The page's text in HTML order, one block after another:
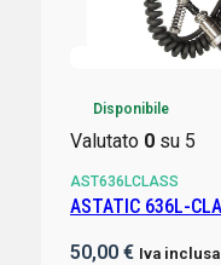
Disponibile
Valutato 0su 5
AST636LCLASS
50,00 € Iva inclusa